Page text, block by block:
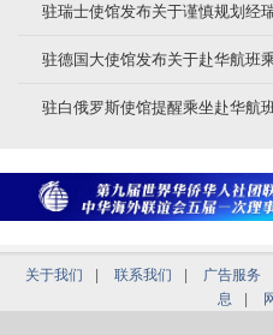
驻瑞士使馆发布关于谨慎规划经
驻德国大使馆发布关于赴华航班
驻白俄罗斯使馆提醒乘坐赴华航
关于我们 联系我们 广告服务
息